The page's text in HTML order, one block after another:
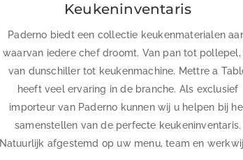
Keukeninventaris
Paderno biedt een collectie keukenmaterialen
waarvan iedere chef droomt. Van pan tot pollepel,
van dunschiller tot keukenmachine. Mettre a
heeft veel ervaring in de branche. Als exclusief
importeur van Paderno kunnen wij u helpen bij
samenstellen van de perfecte keukeninventaris.
Natuurlijk afgestemd op uw menu, team en